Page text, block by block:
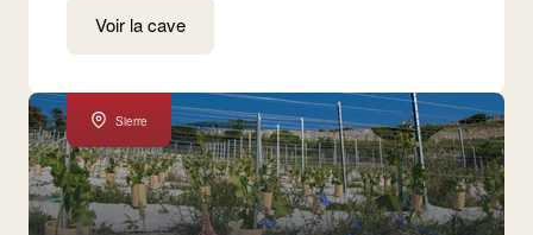
Voir la cave
Sierre